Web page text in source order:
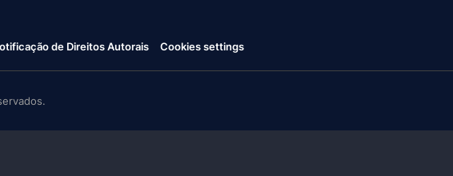
de Direitos Autorais Cookies settings